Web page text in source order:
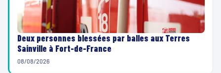
Deux personnes blessées par balles aux Terres
Sainville à Fort-de-France
08/08/2026